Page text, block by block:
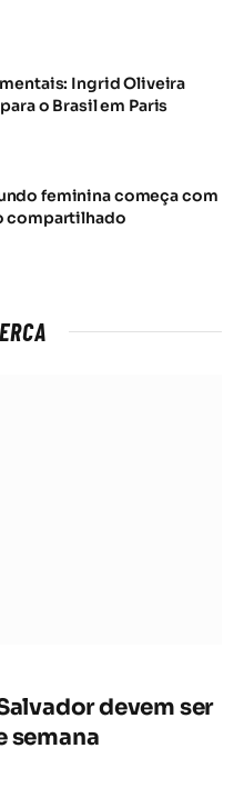
Ingrid Oliveira
o Brasil em Paris
feminina começa com
compartilhado
devem ser
semana